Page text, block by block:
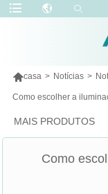
casa > Notícias >
Como escolher a
MAIS PRODUTOS
Como